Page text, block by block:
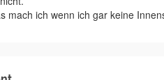
mach ich wenn ich gar keine